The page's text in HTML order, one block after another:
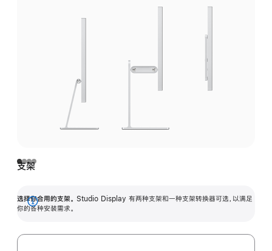
支架
选择你合用的支架。 Studio Display 有两种支架和一种支架转换器可选，以满足
你的各种安装需求。
展